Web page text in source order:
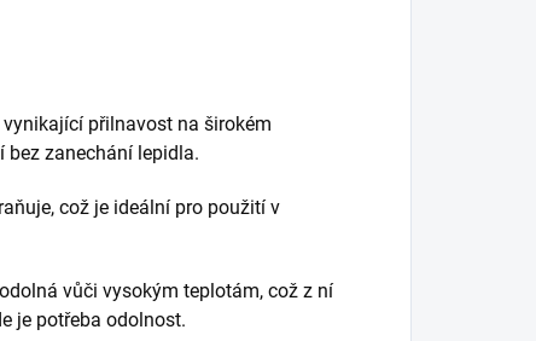
přilnavost na širokém
zanechání lepidla.
což je ideální pro použití v
vůči vysokým teplotám, což z ní
je potřeba odolnost.